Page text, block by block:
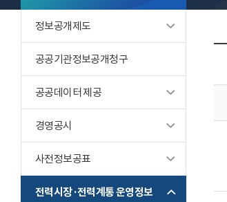
정보공개제도
공공기관정보공개청구
공공데이터 제공
경영공시
사전정보공표
전력시장·전력계통 운영정보